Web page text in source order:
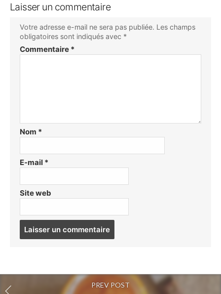
Laisser un commentaire
Votre adresse e-mail ne sera pas publiée. Les champs
obligatoires sont indiqués avec *
Commentaire *
Nom *
E-mail *
Site web
PREV POST